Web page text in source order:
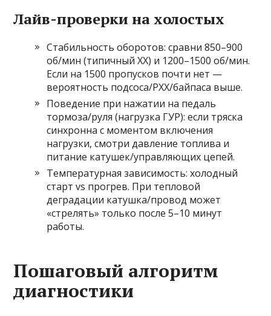
Лайв-проверки на холостых
Стабильность оборотов: сравни 850–900
об/мин (типичный ХХ) и 1200–1500 об/мин.
Если на 1500 пропусков почти нет —
вероятность подсоса/РХХ/байпаса выше.
Поведение при нажатии на педаль
тормоза/руля (нагрузка ГУР): если тряска
синхронна с моментом включения
нагрузки, смотри давление топлива и
питание катушек/управляющих цепей.
Температурная зависимость: холодный
старт vs прогрев. При тепловой
деградации катушка/провод может
«стрелять» только после 5–10 минут
работы.
Пошаговый алгоритм
диагностики